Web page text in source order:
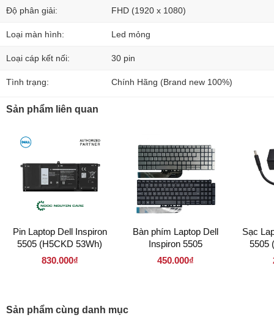
Độ phân giải: FHD (1920 x 1080)
Loại màn hình: Led mỏng
Loại cáp kết nối: 30 pin
Tình trạng: Chính Hãng (Brand new 100%)
Sản phẩm liên quan
Pin Laptop Dell Inspiron
5505 (H5CKD 53Wh)
830.000₫
Bàn phím Laptop Dell
Inspiron 5505
450.000₫
Sạc
5505
Sản phẩm cùng danh mục